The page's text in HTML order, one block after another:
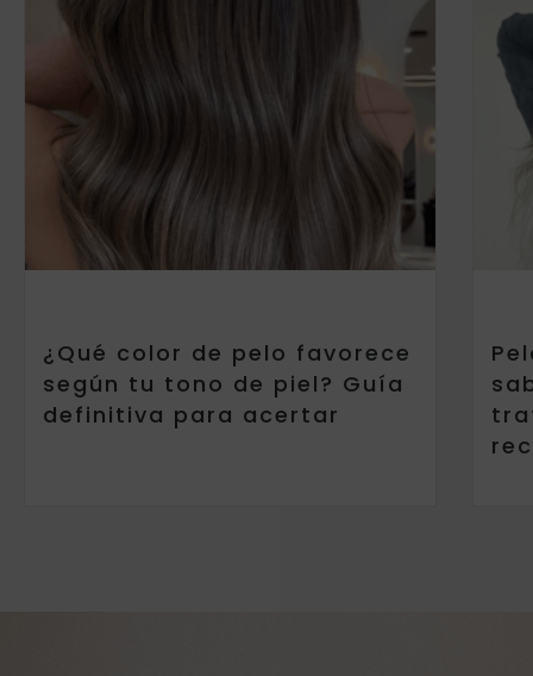
¿Qué color de pelo favorece
según tu tono de piel? Guía
definitiva para acertar